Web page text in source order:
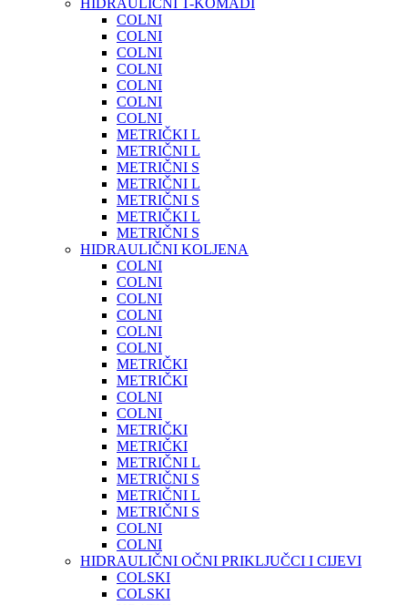
HIDRAULIČNI T-KOMADI
COLNI
COLNI
COLNI
COLNI
COLNI
COLNI
COLNI
METRIČKI L
METRIČNI L
METRIČNI S
METRIČNI L
METRIČNI S
METRIČKI L
METRIČNI S
HIDRAULIČNI KOLJENA
COLNI
COLNI
COLNI
COLNI
COLNI
COLNI
METRIČKI
METRIČKI
COLNI
COLNI
METRIČKI
METRIČKI
METRIČNI L
METRIČNI S
METRIČNI L
METRIČNI S
COLNI
COLNI
HIDRAULIČNI OČNI PRIKLJUČCI I CIJEVI
COLSKI
COLSKI